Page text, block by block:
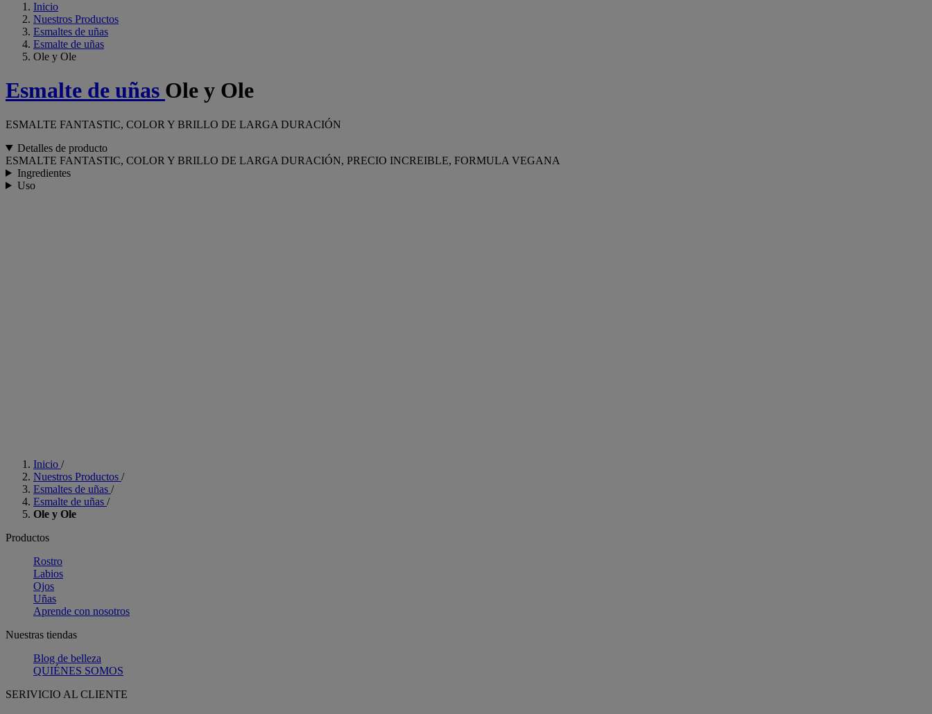
Inicio
Nuestros Productos
Esmaltes de uñas
Esmalte de uñas
Ole y Ole
Esmalte de uñas Ole y Ole
ESMALTE FANTASTIC, COLOR Y BRILLO DE LARGA DURACIÓN
Detalles de producto
ESMALTE FANTASTIC, COLOR Y BRILLO DE LARGA DURACIÓN, PRECIO INCREIBLE, FORMULA VEGANA
Ingredientes
Uso
Inicio /
Nuestros Productos /
Esmaltes de uñas /
Esmalte de uñas /
Ole y Ole
Productos
Rostro
Labios
Ojos
Uñas
Aprende con nosotros
Nuestras tiendas
Blog de belleza
QUIÉNES SOMOS
SERIVICIO AL CLIENTE